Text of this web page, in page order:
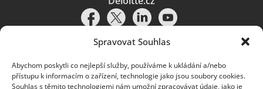
Spravovat Souhlas
Abychom poskytli co nejlepší služby, používáme k ukládání a/nebo
přístupu k informacím o zařízení, technologie jako jsou soubory cookies.
Souhlas s těmito technologiemi nám umožní zpracovávat údaje, jako je
Pravidla používání|Ochrana osobních údajů|Soubory cookies |
Deloitte.cz